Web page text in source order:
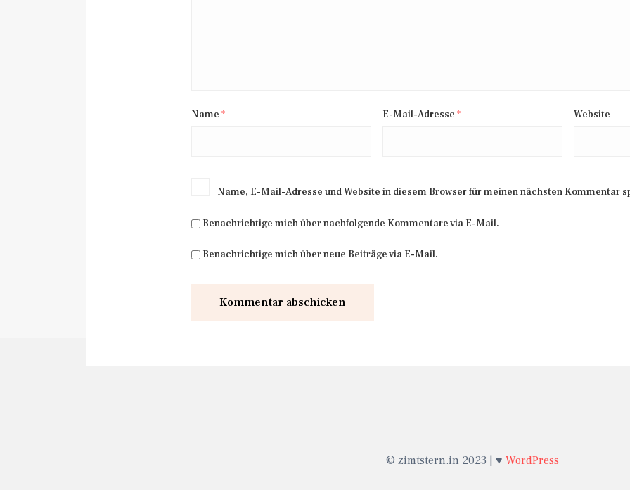
Name * E-Mail-Adresse * Website
Name, E-Mail-Adresse und Website in diesem Browser für meinen nächsten Kommentar
Benachrichtige mich über nachfolgende Kommentare via E-Mail.
Benachrichtige mich über neue Beiträge via E-Mail.
© zimtstern.in 2023 | ♥ WordPress